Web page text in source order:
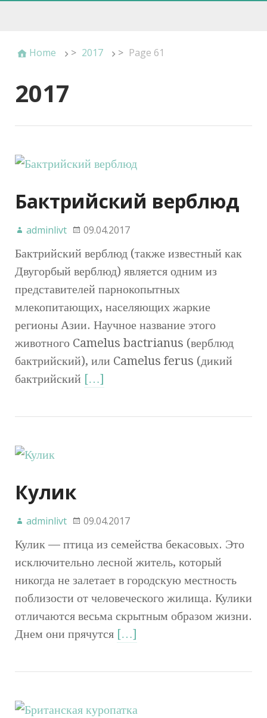
Home > 2017 > Page 61
2017
Бактрийский верблюд
adminlivt 09.04.2017
Бактрийский верблюд (также известный как
Двугорбый верблюд) является одним из
представителей парнокопытных
млекопитающих, населяющих жаркие
регионы Азии. Научное название этого
животного Camelus bactrianus (верблюд
бактрийский), или Camelus ferus (дикий
бактрийский […]
Кулик
adminlivt 09.04.2017
Кулик — птица из семейства бекасовых. Это
исключительно лесной житель, который
никогда не залетает в городскую местность
поблизости от человеческого жилища. Кулики
отличаются весьма скрытным образом жизни.
Днем они прячутся […]